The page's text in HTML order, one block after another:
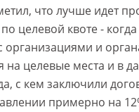
что лучше идет
целевой квоте -
организациями и
на целевые места и в
с кем заключили
примерно на